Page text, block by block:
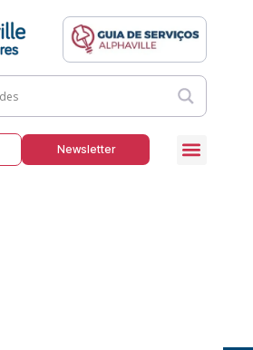
Newsletter